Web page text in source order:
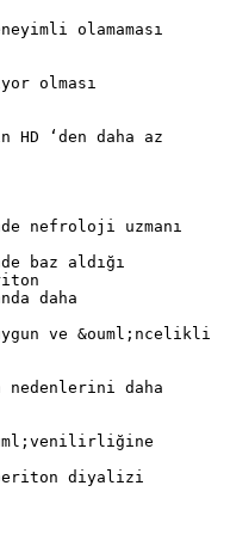
olamaması
olması
‘den daha az
nefroloji uzmanı
baz aldığı
daha
ve &ouml;ncelikli
nedenlerini daha
diyalizi